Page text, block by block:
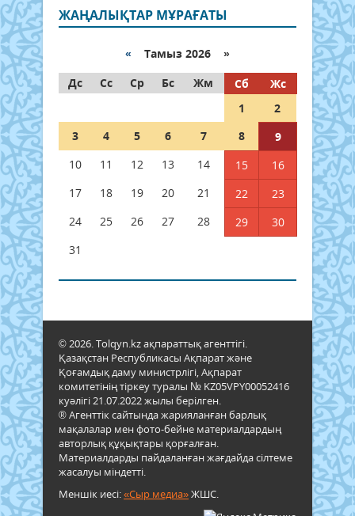
ЖАҢАЛЫҚТАР МҰРАҒАТЫ
« Тамыз 2026 »
Дс
Сс Ср Бс Жм Сб
Жс
1
2
3
4 5 6 7 8
9
10
11 12 13 14 15
16
17
18 19 20 21 22
23
24
25 26 27 28 29
30
31
© 2026. Tolqyn.kz ақпараттық агенттігі.
Қазақстан Республикасы Ақпарат және
Қоғамдық даму министрлігі, Ақпарат
комитетінің тіркеу туралы № KZ05VPY00052416
куәлігі 21.07.2022 жылы берілген.
® Агенттік сайтында жарияланған барлық
мақалалар мен фото-бейне материалдардың
авторлық құқықтары қорғалған.
Материалдарды пайдаланған жағдайда сілтеме
жасалуы міндетті.
Меншік иесі:«Сыр медиа»ЖШС.